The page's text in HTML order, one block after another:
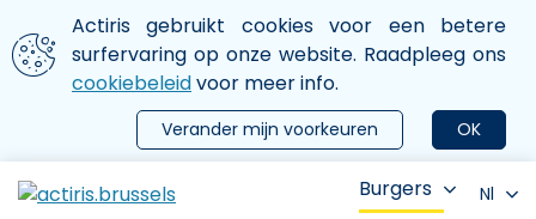
Aller au contenu principal
We gebruiken cookies
Actiris gebruikt cookies voor een betere
surfervaring op onze website. Raadpleeg ons
cookiebeleidvoor meer info.
OK
Verander mijn voorkeuren
le menu
Burgers Nl